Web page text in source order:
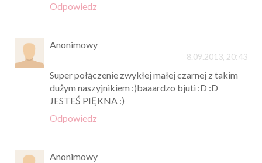
Odpowiedz
Anonimowy
8.09.2013, 20:43
Super połączenie zwykłej małej czarnej z takim
dużym naszyjnikiem :)baaardzo bjuti :D :D
JESTEŚ PIĘKNA :)
Odpowiedz
Anonimowy